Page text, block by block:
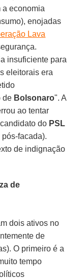
a economia
enojadas
Lava
insuficiente para
eleitorais era
de Bolsonaro". A
ao tentar
do PSL
facada).
de indignação
de
dois ativos no
de
O primeiro é a
tempo